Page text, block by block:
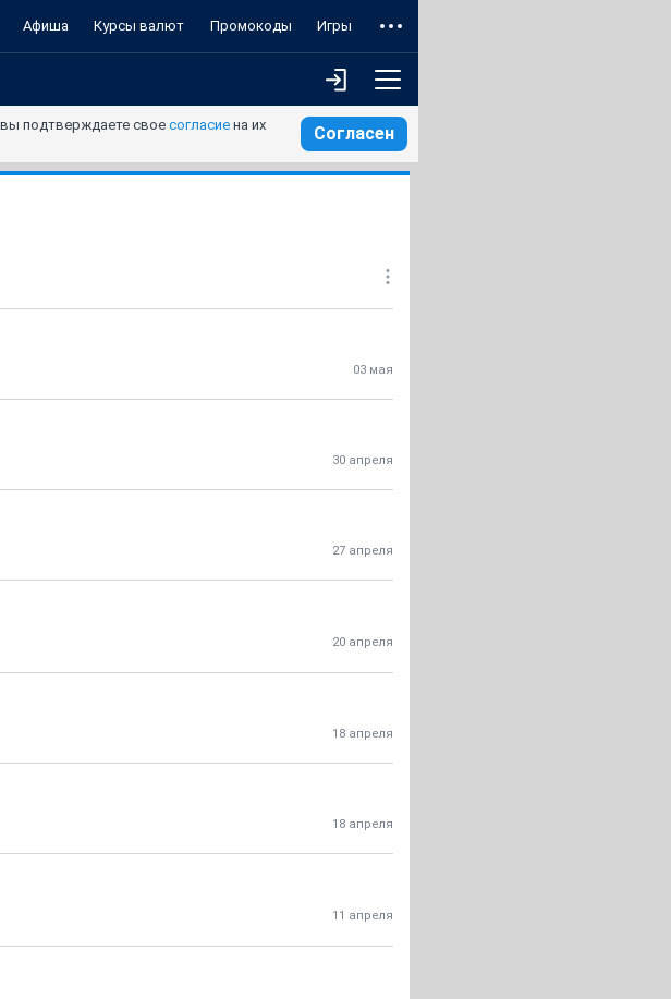
Афиша Курсы валют Промокоды Игры
подтверждаете свое согласие на их
Согласен
03 мая
30 апреля
27 апреля
20 апреля
18 апреля
18 апреля
11 апреля